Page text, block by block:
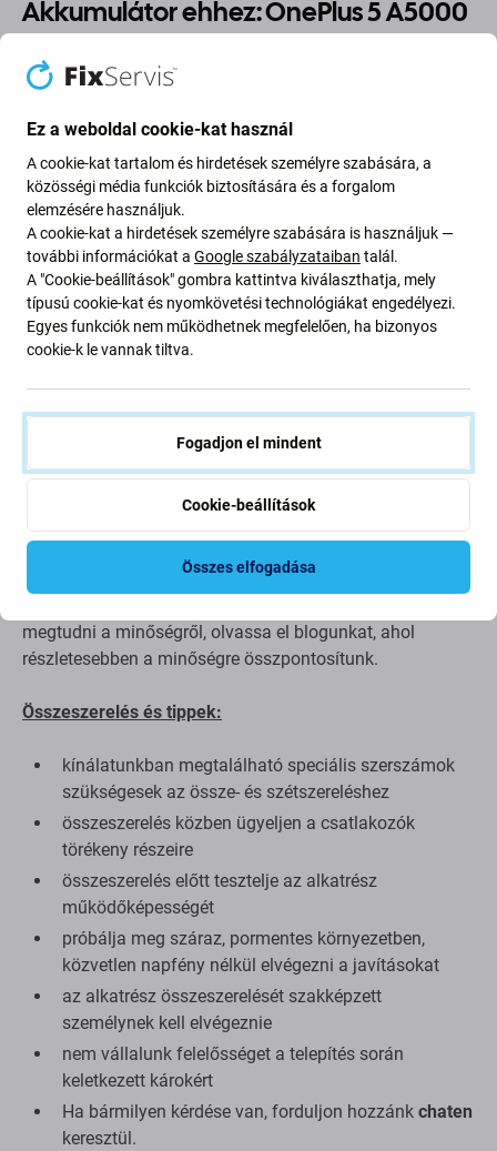
Akkumulátor ehhez: OnePlus 5 A5000
Ha a(z) OnePlus 5 A5000 akkumulátora felfújt vagy
Mikor kell akkumulátort cserélni?
az akkumulátor fel van fújva
a készülék gyorsan lemerül
a készülék túlmelegszik
a készülék nem tölthető 100%-ra
a készülék nem jelzi megfelelően az akkumulátor
állapotát
Alkatrészek minősége
Minőség: Utángyártott- Az Aftermarket néven értékesített
alkatrész ugyanazon szabványok, specifikációk és
anyagok szerint készül, mint az eredeti. Ez az eredeti
másolata, és az utángyártott alkatrész (ritka esetekben)
minimális eltéréseket mutathat a funkcionalitásban, a
megtudni a minőségről, olvassa el blogunkat, ahol
részletesebben a minőségre összpontosítunk.
Összeszerelés és tippek:
kínálatunkban megtalálható speciális szerszámok
szükségesek az össze- és szétszereléshez
összeszerelés közben ügyeljen a csatlakozók
törékeny részeire
összeszerelés előtt tesztelje az alkatrész
működőképességét
próbálja meg száraz, pormentes környezetben,
közvetlen napfény nélkül elvégezni a javításokat
az alkatrész összeszerelését szakképzett
személynek kell elvégeznie
nem vállalunk felelősséget a telepítés során
keletkezett károkért
Ha bármilyen kérdése van, forduljon hozzánk chaten
keresztül.
Ez a weboldal cookie-kat használ
A cookie-kat tartalom és hirdetések személyre szabására, a
közösségi média funkciók biztosítására és a forgalom
elemzésére használjuk.
A cookie-kat a hirdetések személyre szabására is használjuk —
további információkat a Google szabályzataiban talál.
A "Cookie-beállítások" gombra kattintva kiválaszthatja, mely
típusú cookie-kat és nyomkövetési technológiákat engedélyezi.
Egyes funkciók nem működhetnek megfelelően, ha bizonyos
cookie-k le vannak tiltva.
Fogadjon el mindent
Cookie-beállítások
Összes elfogadása